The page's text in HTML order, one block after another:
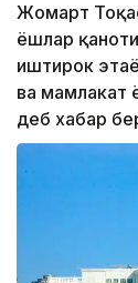
Жомарт
ёшлар
иштирок
ва мамлакат
деб хабар